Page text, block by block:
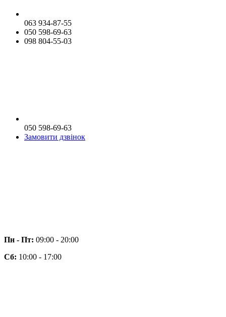
063 934-87-55
050 598-69-63
098 804-55-03
050 598-69-63
Замовити дзвінок
Пн - Пт: 09:00 - 20:00
Сб: 10:00 - 17:00